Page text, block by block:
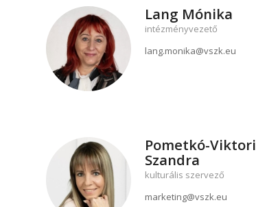
Lang Mónika
intézményvezető
lang.monika@vszk.eu
Pometkó-Viktori
Szandra
kulturális szervező
marketing@vszk.eu